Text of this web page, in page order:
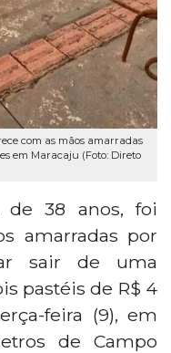
com as mãos amarradas
em Maracaju (Foto: Direto
de 38 anos, foi
amarradas por
sair de uma
pastéis de R$ 4
feira (9), em
de Campo